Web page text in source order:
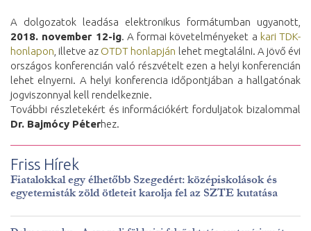
A dolgozatok leadása elektronikus formátumban ugyanott,
2018. november 12-ig. A formai követelményeket a kari TDK-
honlapon , illetve az OTDT honlapján lehet megtalálni. A jövő évi
országos konferencián való részvételt ezen a helyi konferencián
lehet elnyerni. A helyi konferencia időpontjában a hallgatónak
jogviszonnyal kell rendelkeznie.
További részletekért és információkért forduljatok bizalommal
Dr. Bajmócy Péterhez.
Friss Hírek
Fiatalokkal egy élhetőbb Szegedért: középiskolások és
egyetemisták zöld ötleteit karolja fel az SZTE kutatása